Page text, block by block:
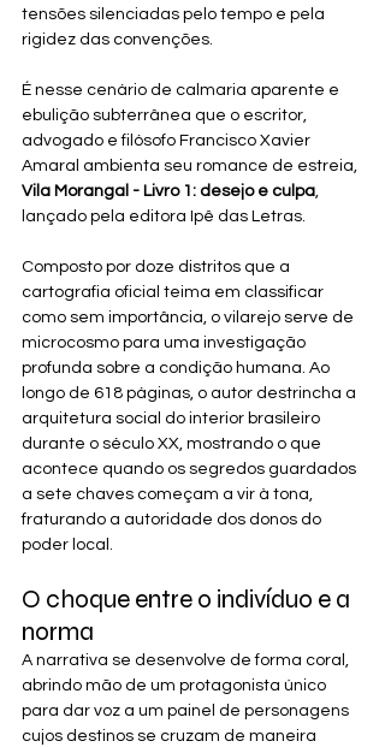
tensões silenciadas pelo tempo e pela
rigidez das convenções.
É nesse cenário de calmaria aparente e
ebulição subterrânea que o escritor,
advogado e filósofo Francisco Xavier
Amaral ambienta seu romance de estreia,
Vila Morangal - Livro 1: desejo e culpa,
lançado pela editora Ipê das Letras.
Composto por doze distritos que a
cartografia oficial teima em classificar
como sem importância, o vilarejo serve de
microcosmo para uma investigação
profunda sobre a condição humana. Ao
longo de 618 páginas, o autor destrincha a
arquitetura social do interior brasileiro
durante o século XX, mostrando o que
acontece quando os segredos guardados
a sete chaves começam a vir à tona,
fraturando a autoridade dos donos do
poder local.
O choque entre o indivíduo e a
norma
A narrativa se desenvolve de forma coral,
abrindo mão de um protagonista único
para dar voz a um painel de personagens
cujos destinos se cruzam de maneira